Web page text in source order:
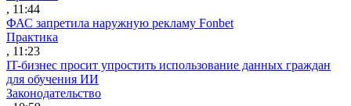
, 11:44
ФАС запретила наружную рекламу Fonbet
Практика
, 11:23
IT-бизнес просит упростить использование данных граждан
для обучения ИИ
Законодательство